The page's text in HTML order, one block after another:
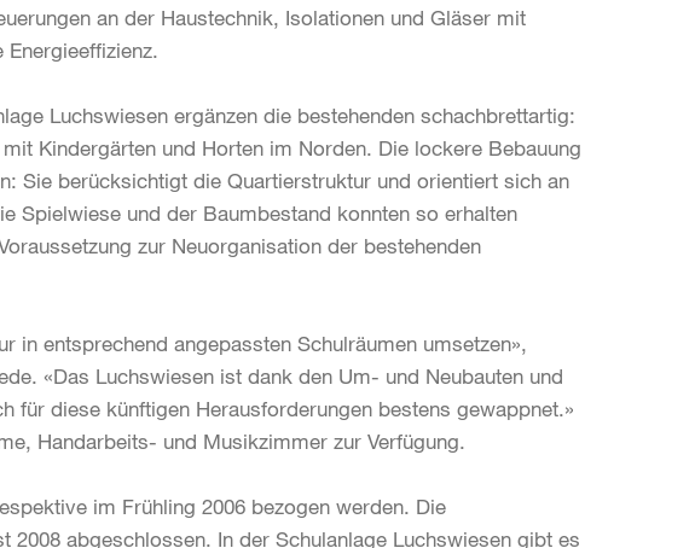
an der Haustechnik, Isolationen und Gläser mit
Luchswiesen ergänzen die bestehenden schachbrettartig:
Kindergärten und Horten im Norden. Die lockere Bebauung
Sie berücksichtigt die Quartierstruktur und orientiert sich an
Spielwiese und der Baumbestand konnten so erhalten
zur Neuorganisation der bestehenden
in entsprechend angepassten Schulräumen umsetzen»,
«Das Luchswiesen ist dank den Um- und Neubauten und
für diese künftigen Herausforderungen bestens gewappnet.»
Handarbeits- und Musikzimmer zur Verfügung.
im Frühling 2006 bezogen werden. Die
2008 abgeschlossen. In der Schulanlage Luchswiesen gibt es